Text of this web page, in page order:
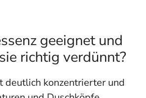
geeignet und
richtig verdünnt?
deutlich konzentrierter und